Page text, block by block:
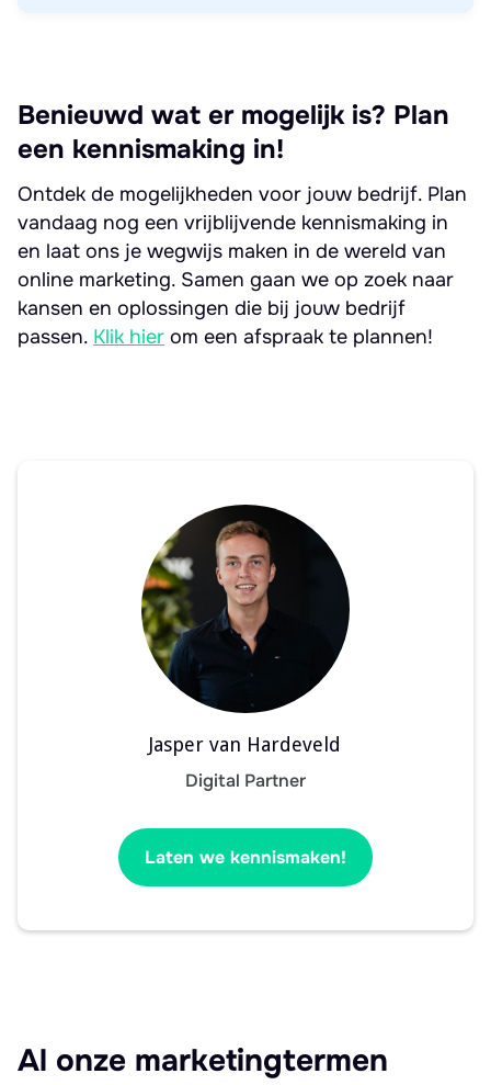
Benieuwd wat er mogelijk is? Plan
een kennismaking in!
Ontdek de mogelijkheden voor jouw bedrijf. Plan
vandaag nog een vrijblijvende kennismaking in
en laat ons je wegwijs maken in de wereld van
online marketing. Samen gaan we op zoek naar
kansen en oplossingen die bij jouw bedrijf
passen. Klik hier om een afspraak te plannen!
Jasper van Hardeveld
Digital Partner
Laten we kennismaken!
Al onze marketingtermen